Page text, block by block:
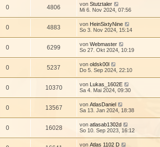
0 4806 von Stutztaler
Mi 6. Nov 2024, 07:56
0 4883 von HeinSixtyNine
So 3. Nov 2024, 15:14
0 6299 von Webmaster
So 27. Okt 2024, 10:19
0 5237 von oldsk00l
Do 5. Sep 2024, 22:10
0 10370 von Lukas_1602E
Sa 4. Mai 2024, 09:30
0 13567 von AtlasDaniel
Sa 13. Jan 2024, 18:38
0 16028 von atlasab1302d
So 10. Sep 2023, 16:12
von Atlas 1102 D